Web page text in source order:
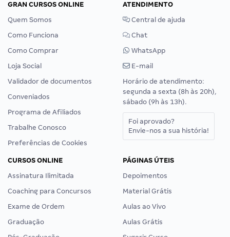
GRAN CURSOS ONLINE
Quem Somos
Como Funciona
Como Comprar
Loja Social
Validador de documentos
Conveniados
Programa de Afiliados
Trabalhe Conosco
Preferências de Cookies
ATENDIMENTO
Central de ajuda
Chat
WhatsApp
E-mail
Horário de atendimento:
segunda a sexta (8h às 20h),
sábado (9h às 13h).
Foi aprovado?
Envie-nos a sua história!
CURSOS ONLINE
Assinatura Ilimitada
Coaching para Concursos
Exame de Ordem
Graduação
PÁGINAS ÚTEIS
Depoimentos
Material Grátis
Aulas ao Vivo
Aulas Grátis